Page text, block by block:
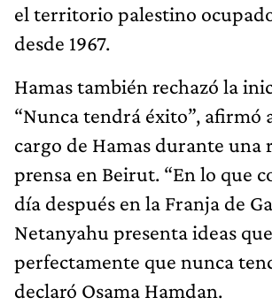
el territorio palestino
desde 1967.
Hamas también rechazó la
“Nunca tendrá éxito”, afirmó
cargo de Hamas durante una
prensa en Beirut. “En lo que
día después en la Franja de
Netanyahu presenta ideas
perfectamente que nunca
declaró Osama Hamdan.